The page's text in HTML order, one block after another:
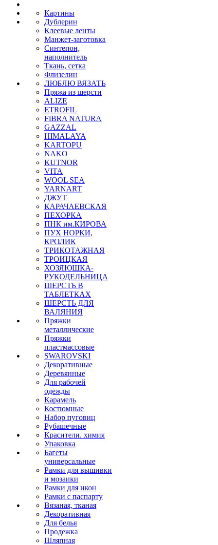
Картины
Дублерин
Клеевые ленты
Манжет-заготовка
Синтепон,
наполнитель
Ткань, сетка
Флизелин
ЛЮБЛЮ ВЯЗАТЬ
Пряжа из шерсти
ALIZE
ETROFIL
FIBRA NATURA
GAZZAL
HIMALAYA
KARTOPU
NAKO
KUTNOR
VITA
WOOL SEA
YARNART
ДЖУТ
КАРАЧАЕВСКАЯ
ПЕХОРКА
ПНК им.КИРОВА
ПУХ НОРКИ,
КРОЛИК
ТРИКОТАЖНАЯ
ТРОИЦКАЯ
ХОЗЯЮШКА-
РУКОДЕЛЬНИЦА
ШЕРСТЬ В
ТАБЛЕТКАХ
ШЕРСТЬ ДЛЯ
ВАЛЯНИЯ
Пряжки
металлические
Пряжки
пластмассовые
SWAROVSKI
Декоративные
Деревянные
Для рабочей
одежды
Карамель
Костюмные
Набор пуговиц
Рубашечные
Красители. химия
Упаковка
Багеты
универсальные
Рамки для вышивки
и мозаики
Рамки для икон
Рамки с паспарту
Вязаная, тканая
Декоративная
Для белья
Продежка
Шляпная